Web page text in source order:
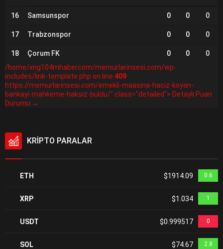
16 Samsunspor 0 0 0
17 Trabzonspor 0 0 0
18 Çorum FK 0 0
0
/home/xng104mhabercom/memurlarinsesi.com/wp-
includes/link-template.php on line 409
https://memurlarinsesi.com/emekli-maasina-haciz-koyan-
bankayi-mahkeme-haksiz-buldu/" class="detailed"> Detaylı Puan
Durumu →
KRİPTO PARALAR
ETH $1914.09 0.6
XRP $1.034 1
USDT $0.999517 0
SOL $74.67 2.8